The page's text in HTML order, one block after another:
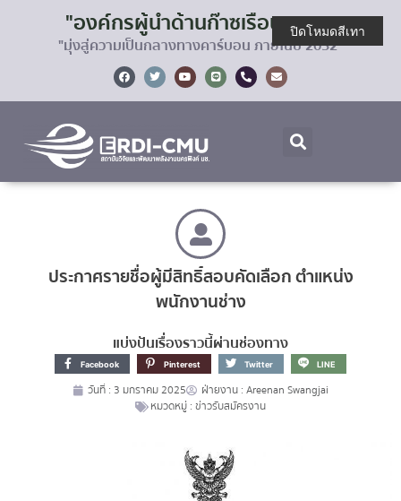
"องค์กรผู้นำด้านก๊าซเรือนกระจก
"มุ่งสู่ความเป็นกลางทางคาร์บอน ภายในปี 2032"
ประกาศรายชื่อผู้มีสิทธิ์สอบคัดเลือก ตำแหน่ง
พนักงานช่าง
แบ่งปันเรื่องราวนี้ผ่านช่องทาง
Facebook Pinterest Twitter LINE
วันที่ : 3 มกราคม 2025 ฝ่ายงาน : Areenan Swangjai
หมวดหมู่ : ข่าวรับสมัครงาน
ปิดโหมดสีเทา